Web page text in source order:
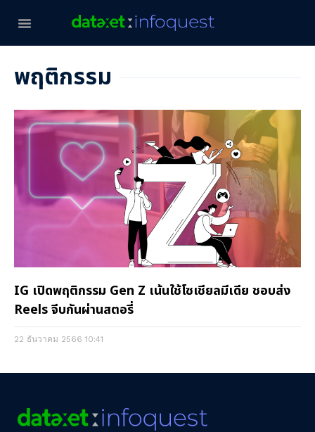
พฤติกรรม
IG เปิดพฤติกรรม Gen Z เน้นใช้โซเชียลมีเดีย ชอบส่ง
Reels จีบกันผ่านสตอรี่
22 ธันวาคม 2566 10:41